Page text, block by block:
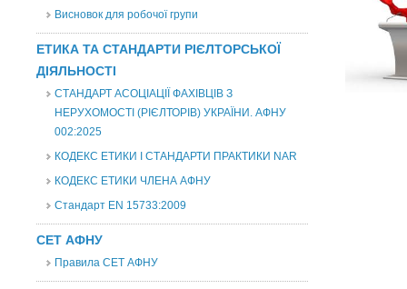
Висновок для робочої групи
ЕТИКА ТА СТАНДАРТИ РІЄЛТОРСЬКОЇ
ДІЯЛЬНОСТІ
СТАНДАРТ АСОЦІАЦІЇ ФАХІВЦІВ З
НЕРУХОМОСТІ (РІЄЛТОРІВ) УКРАЇНИ. АФНУ
002:2025
КОДЕКС ЕТИКИ І СТАНДАРТИ ПРАКТИКИ NAR
КОДЕКС ЕТИКИ ЧЛЕНА АФНУ
Стандарт EN 15733:2009
СЕТ АФНУ
Правила СЕТ АФНУ